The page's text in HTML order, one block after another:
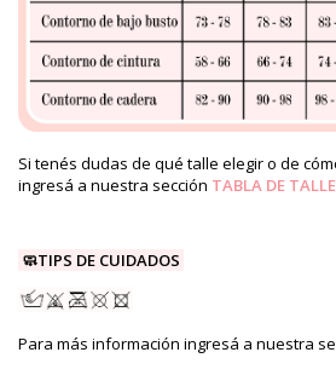
Si tenés dudas de qué talle elegir o de
ingresá a nuestra sección TABLA DE
🧼TIPS DE CUIDADOS
Para más información ingresá a nuestra